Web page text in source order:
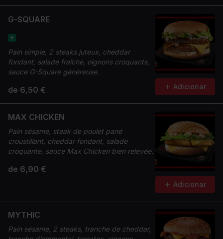
G-SQUARE
Pain simple, 2 steaks juteux, cheddar
fondant, salade fraîche, oignons croquants,
sauce G-Square généreuse.
de 6,50 € Adicionar
MAX CHICKEN
Pain sésame, steak de poulet pané
croustillant, cheddar fondant, salade
croquante, sauce Max Chicken bien relevée.
de 6,90 €
Adicionar
MYTHIC
Pain sésame, 2 steaks, tranche de cheddar,